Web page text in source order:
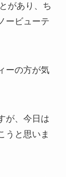
があり、ち
ービューテ
ーの方が気
が、今日は
うと思いま